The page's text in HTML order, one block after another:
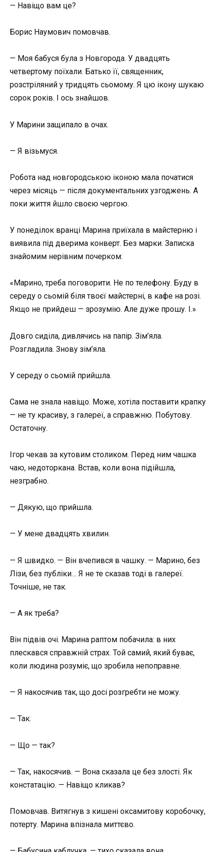
— Навіщо вам це?
Борис Наумович помовчав.
— Моя бабуся була з Новгорода. У двадцять
четвертому поїхали. Батько її, священник,
розстріляний у тридцять сьомому. Я цю ікону шукаю
сорок років. І ось знайшов.
У Марини защипало в очах.
— Я візьмуся.
Робота над новгородською іконою мала початися
через місяць — після документальних узгоджень. А
поки життя йшло своєю чергою.
У понеділок вранці Марина приїхала в майстерню і
виявила під дверима конверт. Без марки. Записка
знайомим нерівним почерком:
«Марино, треба поговорити. Не по телефону. Буду в
середу о сьомій біля твоєї майстерні, в кафе на розі.
Якщо не прийдеш — зрозумію. Але дуже прошу. І.»
Довго сиділа, дивлячись на папір. Зім’яла.
Розгладила. Знову зім’яла.
У середу о сьомій прийшла.
Сама не знала навіщо. Може, хотіла поставити крапку
— не ту красиву, з галереї, а справжню. Побутову.
Остаточну.
Ігор чекав за кутовим столиком. Перед ним чашка
чаю, недоторкана. Встав, коли вона підійшла,
незграбно.
— Дякую, що прийшла.
— У мене двадцять хвилин.
— Я швидко. — Він вчепився в чашку. — Марино, без
Лізи, без публіки… Я не те сказав тоді в галереї.
Точніше, не так.
— А як треба?
Він підвів очі. Марина раптом побачила: в них
плескався справжній страх. Той самий, який буває,
коли людина розуміє, що зробила непоправне.
— Я накосячив так, що досі розгребти не можу.
— Так.
— Що — так?
— Так, накосячив. — Вона сказала це без злості. Як
констатацію. — Навіщо кликав?
Помовчав. Витягнув з кишені оксамитову коробочку,
потерту. Марина впізнала миттєво.